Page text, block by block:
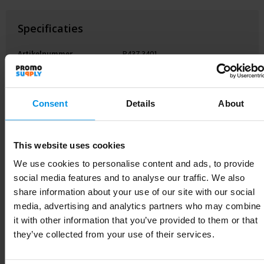
Consent Details About
This website uses cookies
We use cookies to personalise content and ads, to provide
social media features and to analyse our traffic. We also
share information about your use of our site with our social
media, advertising and analytics partners who may combine
it with other information that you’ve provided to them or that
they’ve collected from your use of their services.
Specificaties
Artikelnummer P437.3401
Merk
Gewicht 572.4 g
EAN-code 8714612181553
Kleur zwart
Afmeting 14.7 x 23.5 x ø 9.7 cm